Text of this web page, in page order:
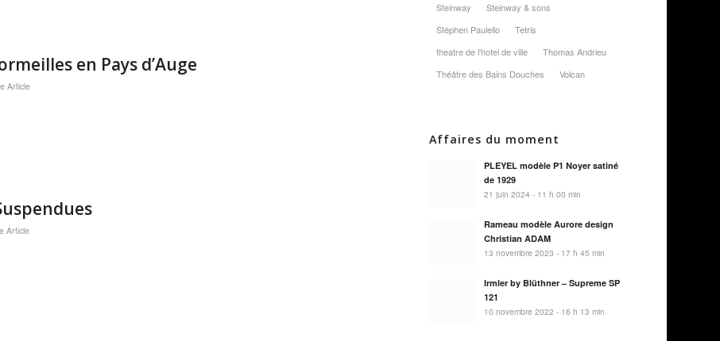
en Pays d’Auge
Article
Article
Steinway
Steinway & sons
Stéphen Paulello
Tetris
theatre de l'hotel de ville
Thomas Andrieu
Théâtre des Bains Douches
Volcan
Affaires du moment
PLEYEL modèle P1 Noyer satiné
de 1929
21 juin 2024 - 11 h 00 min
Rameau modèle Aurore design
Christian ADAM
13 novembre 2023 - 17 h 45 min
Irmler by Blüthner – Supreme SP
121
10 novembre 2022 - 16 h 13 min